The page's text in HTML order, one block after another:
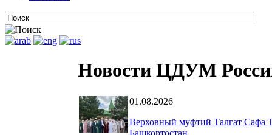
Новости ЦДУМ
01.08.2026
Верховный муфтий Талгат Сафа
Башкортостан